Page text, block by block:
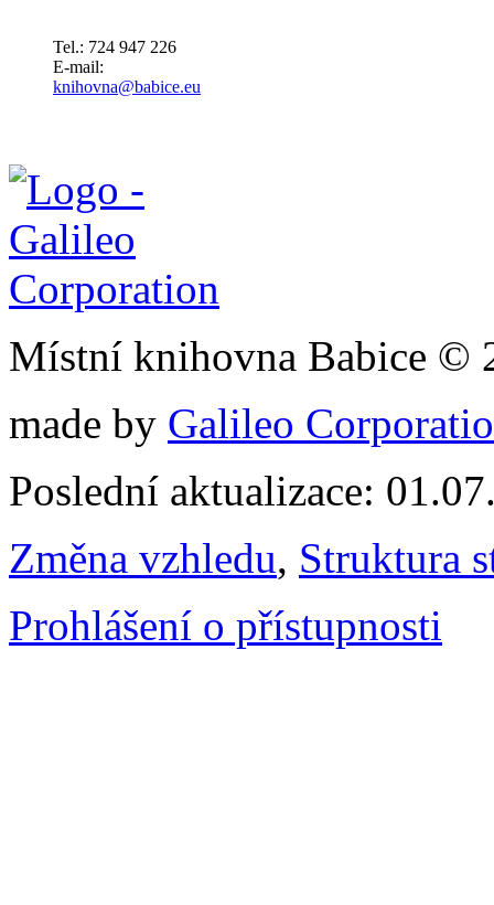
Tel.: 724 947 226
E-mail:
knihovna@babice.eu
Místní knihovna Babice ©
made by Galileo
Poslední aktualizace:
Změna vzhledu, Struktura
Prohlášení o přístupnosti